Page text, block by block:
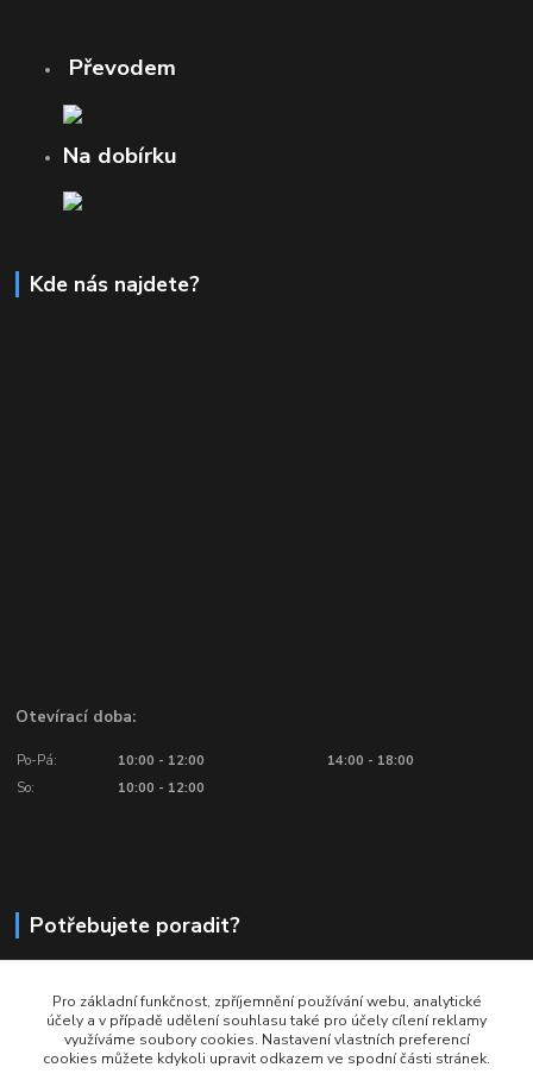
Převodem
Na dobírku
Kde nás najdete?
Otevírací doba:
Po-Pá: 10:00 - 12:00
14:00 - 18:00
So:
10:00 - 12:00
Potřebujete poradit?
Volejte: Po - Pá (10:00 - 18:00)
info@ragbyobchod.cz
Pro základní funkčnost, zpříjemnění používání webu, analytické
účely a v případě udělení souhlasu také pro účely cílení reklamy
využíváme soubory cookies. Nastavení vlastních preferencí
cookies můžete kdykoli upravit odkazem ve spodní části stránek.